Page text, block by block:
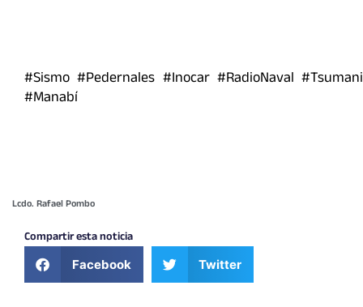
#Sismo #Pedernales #Inocar #RadioNaval #Tsumani
#Manabí
Lcdo. Rafael Pombo
Compartir esta noticia
Facebook Twitter